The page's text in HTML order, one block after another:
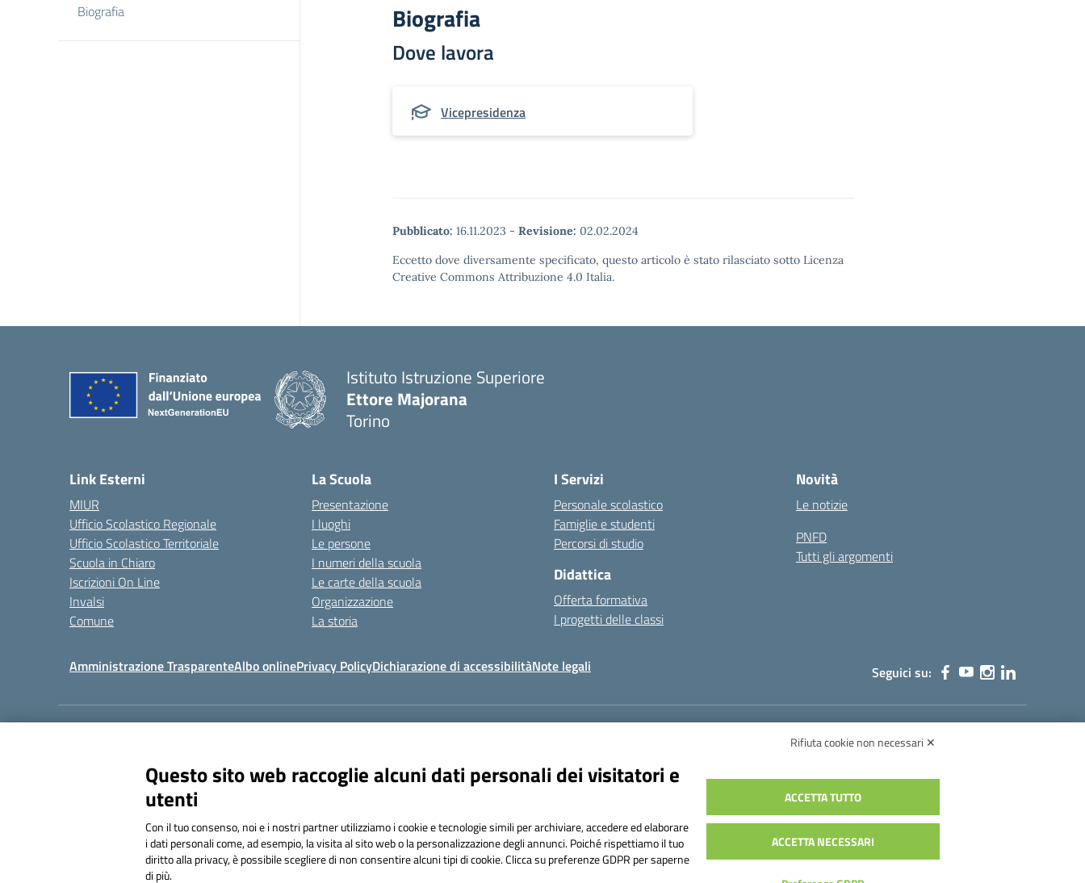
Biografia Biografia
Dove lavora
Vicepresidenza
Pubblicato: 16.11.2023 - Revisione: 02.02.2024
Eccetto dove diversamente specificato, questo articolo è stato rilasciato sotto Licenza
Creative Commons Attribuzione 4.0 Italia.
Istituto Istruzione Superiore
Ettore Majorana
Torino
Link Esterni
MIUR
Ufficio Scolastico Regionale
Ufficio Scolastico Territoriale
Scuola in Chiaro
Iscrizioni On Line
Invalsi
Comune
La Scuola
Presentazione
I luoghi
Le persone
I numeri della scuola
Le carte della scuola
Organizzazione
La storia
I Servizi
Personale scolastico
Famiglie e studenti
Percorsi di studio
Didattica
Offerta formativa
I progetti delle classi
Novità
Le notizie
PNFD
Tutti gli argomenti
Amministrazione TrasparenteAlbo onlinePrivacy PolicyDichiarazione di accessibilitàNote legali Seguici su:
tois003003@pec.istruzione.it
Codice fiscale: 80090800014
Codice unico di fatturazione (CUF): UF1TAQ
Rifiuta cookie non necessari ✕
Questo sito web raccoglie alcuni dati personali dei visitatori e
utenti
Con il tuo consenso, noi e i nostri partner utilizziamo i cookie e tecnologie simili per archiviare, accedere ed elaborare
i dati personali come, ad esempio, la visita al sito web o la personalizzazione degli annunci. Poiché rispettiamo il tuo
diritto alla privacy, è possibile scegliere di non consentire alcuni tipi di cookie. Clicca su preferenze GDPR per saperne
di più.
ACCETTA TUTTO
ACCETTA NECESSARI